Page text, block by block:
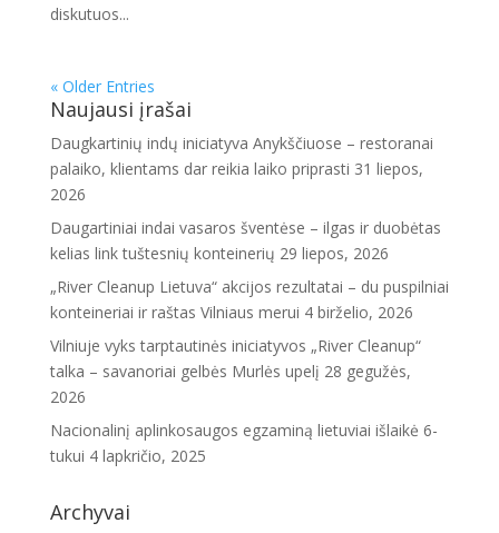
diskutuos...
« Older Entries
Naujausi įrašai
Daugkartinių indų iniciatyva Anykščiuose – restoranai
palaiko, klientams dar reikia laiko priprasti 31 liepos,
2026
Daugartiniai indai vasaros šventėse – ilgas ir duobėtas
kelias link tuštesnių konteinerių 29 liepos, 2026
„River Cleanup Lietuva“ akcijos rezultatai – du puspilniai
konteineriai ir raštas Vilniaus merui 4 birželio, 2026
Vilniuje vyks tarptautinės iniciatyvos „River Cleanup“
talka – savanoriai gelbės Murlės upelį 28 gegužės,
2026
Nacionalinį aplinkosaugos egzaminą lietuviai išlaikė 6-
tukui 4 lapkričio, 2025
Archyvai